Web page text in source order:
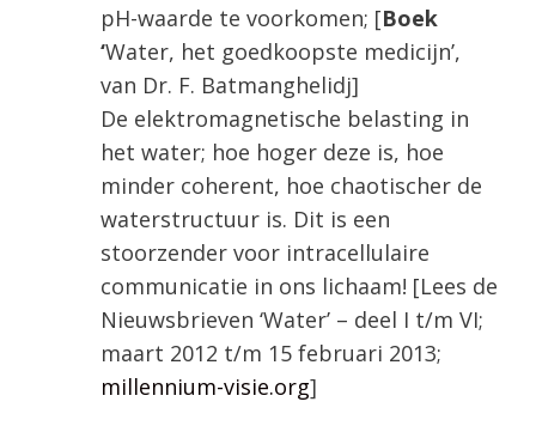
pH-waarde te voorkomen; [Boek
‘Water, het goedkoopste medicijn’,
van Dr. F. Batmanghelidj]
De elektromagnetische belasting in
het water; hoe hoger deze is, hoe
minder coherent, hoe chaotischer de
waterstructuur is. Dit is een
stoorzender voor intracellulaire
communicatie in ons lichaam! [Lees de
Nieuwsbrieven ‘Water’ – deel I t/m VI;
maart 2012 t/m 15 februari 2013;
millennium-visie.org]